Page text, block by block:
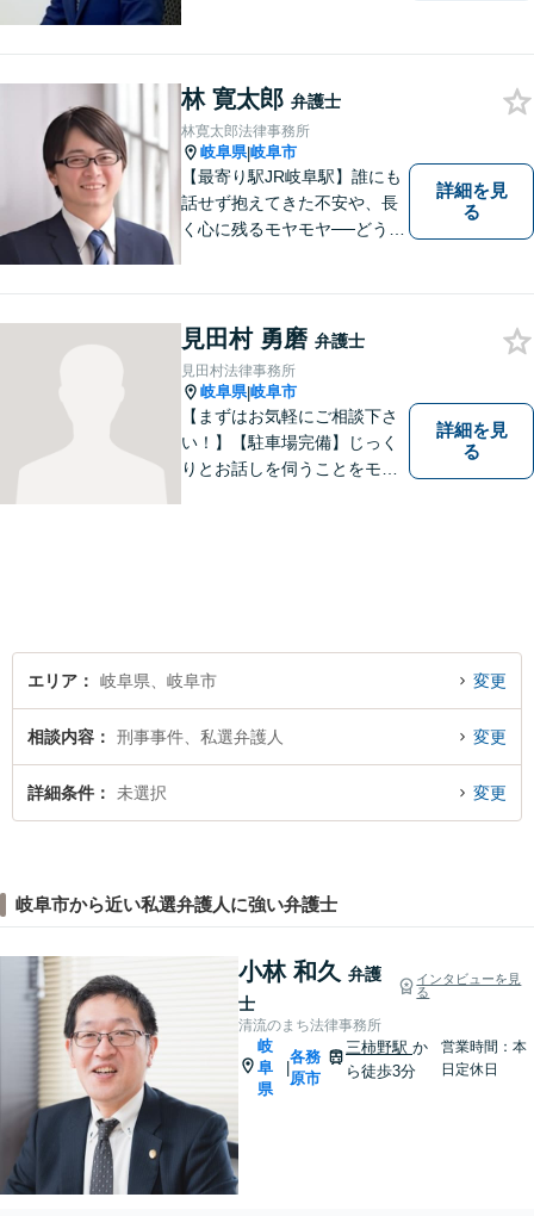
お気軽にご相談下さい。
林 寛太郎 弁護士
林寛太郎法律事務所
岐阜県|岐阜市
【最寄り駅JR岐阜駅】誰にも
話せず抱えてきた不安や、長
く心に残るモヤモヤ──どうぞ
一緒に見つけていきます。
【丁寧なヒアリング】【地域
密着型の法律事務所】
詳細を見
る
見田村 勇磨 弁護士
見田村法律事務所
岐阜県|岐阜市
【まずはお気軽にご相談下さ
い！】【駐車場完備】じっく
りとお話しを伺うことをモッ
詳細を見
る
エリア 岐阜県、岐阜市 変更
相談内容 刑事事件、私選弁護人 変更
詳細条件 未選択 変更
岐阜市から近い私選弁護人に強い弁護士
小林 和久 弁護
士
インタビューを見
る
清流のまち法律事務所
岐
阜
県
各務
原市
三柿野駅か
ら徒歩3分
営業時間：本
日定休日